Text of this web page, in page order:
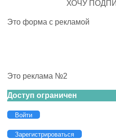
Это форма с рекламой
Это реклама №2
Доступ ограничен
Войти
Зарегистрироваться